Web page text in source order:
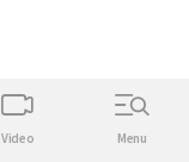
Video Menu